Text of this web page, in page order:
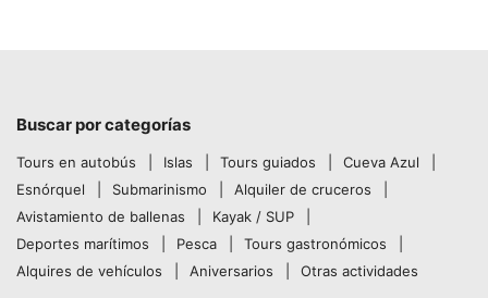
Buscar por categorías
Tours en autobús Islas Tours guiados
Cueva Azul
Esnórquel
Submarinismo
Alquiler de cruceros
Avistamiento de ballenas
Kayak / SUP
Deportes marítimos
Pesca
Tours gastronómicos
Alquires de vehículos
Aniversarios Otras actividades